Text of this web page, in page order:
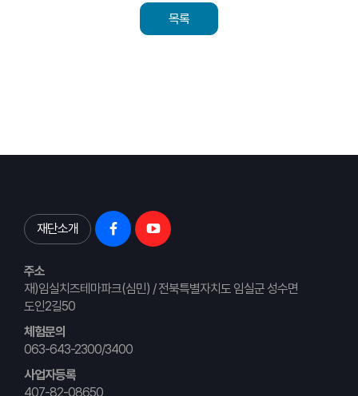
목록
재단소개
주소
재)임실치즈테마파크(심민) / 전북특별자치도 임실군 성수면
도인2길50
체험문의
063-643-2300/3400
사업자등록
407-82-08650